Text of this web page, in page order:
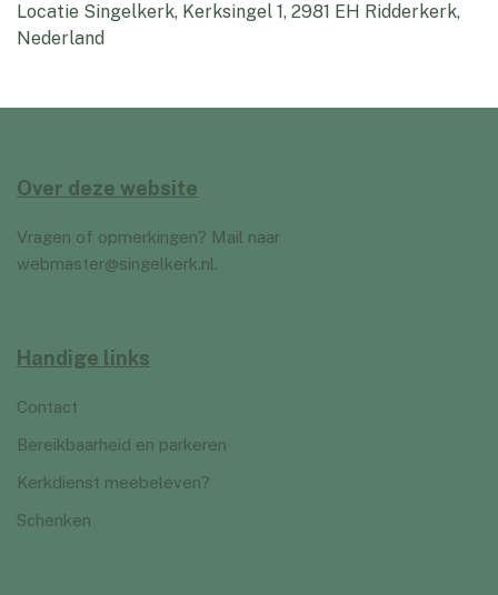
Locatie Singelkerk, Kerksingel 1, 2981 EH Ridderkerk,
Nederland
Over deze website
Vragen of opmerkingen? Mail naar
webmaster@singelkerk.nl.
Handige links
Contact
Bereikbaarheid en parkeren
Kerkdienst meebeleven?
Schenken